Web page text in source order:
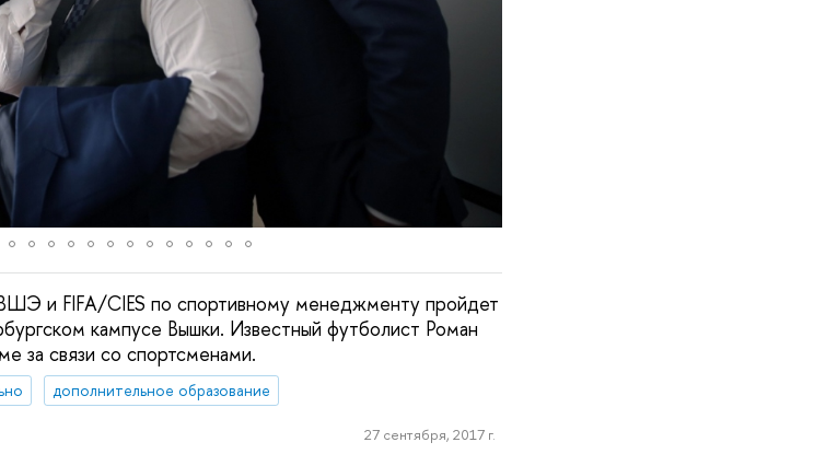
и FIFA/CIES по спортивному менеджменту пройдет
кампусе Вышки. Известный футболист Роман
за связи со спортсменами.
дополнительное образование
27 сентября, 2017 г.